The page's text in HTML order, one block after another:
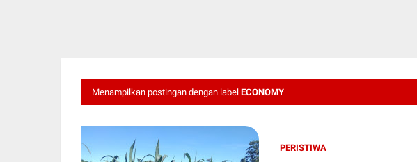
Menampilkan postingan dengan label ECONOMY
PERISTIWA